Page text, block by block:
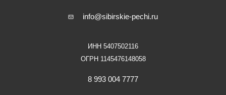
info@sibirskie-pechi.ru
ИНН 5407502116
ОГРН 1145476148058
8 993 004 7777